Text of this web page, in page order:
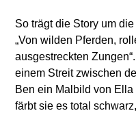
So trägt die Story um
„Von wilden Pferden,
ausgestreckten
einem Streit zwischen
Ben ein Malbild von
färbt sie es total